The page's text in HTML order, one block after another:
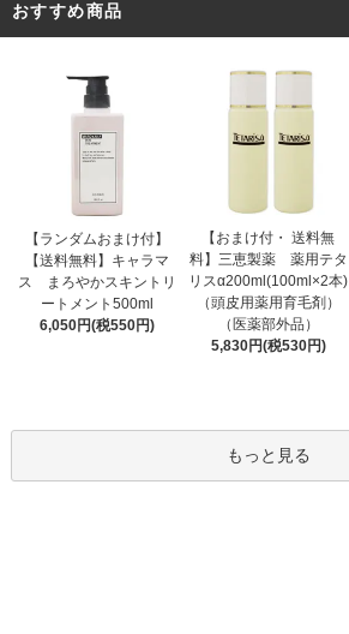
おすすめ商品
【ランダムおまけ付】
【送料無料】キャラマ
ス まろやかスキントリ
ートメント500ml
6,050円(税550円)
【おまけ付・ 送料無
料】三恵製薬 薬用テタ
リスα200ml(100ml×2本)
（頭皮用薬用育毛剤）
（医薬部外品）
5,830円(税530円)
もっと見る